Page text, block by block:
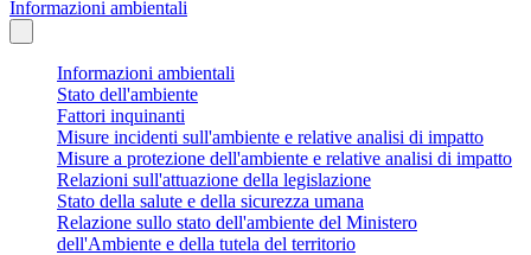
Informazioni ambientali
Informazioni ambientali
Stato dell'ambiente
Fattori inquinanti
Misure incidenti sull'ambiente e relative analisi di impatto
Misure a protezione dell'ambiente e relative analisi di impatto
Relazioni sull'attuazione della legislazione
Stato della salute e della sicurezza umana
Relazione sullo stato dell'ambiente del Ministero
dell'Ambiente e della tutela del territorio